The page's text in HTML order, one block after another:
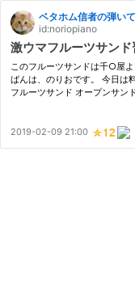
ベタホム信者の弾い
id:noriopiano
激ウマフルーツサンド
このフルーツサンドは千○屋
ばんは、のりおです。 今日は
フルーツサンド オープンサン
2019-02-09 21:00